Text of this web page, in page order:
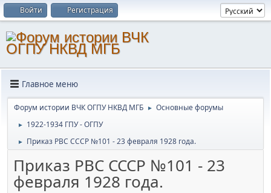
Войти Регистрация
Главное меню
Форум истории ВЧК ОГПУ НКВД МГБ ► Основные форумы
► 1922-1934 ГПУ - ОГПУ
► Приказ РВС СССР №101 - 23 февраля 1928 года.
Приказ РВС СССР №101 - 23
февраля 1928 года.